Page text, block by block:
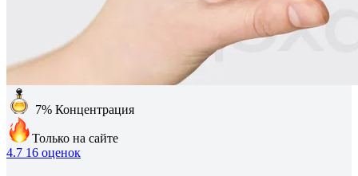
7% Концентрация
Только на сайте
4.7 16 оценок